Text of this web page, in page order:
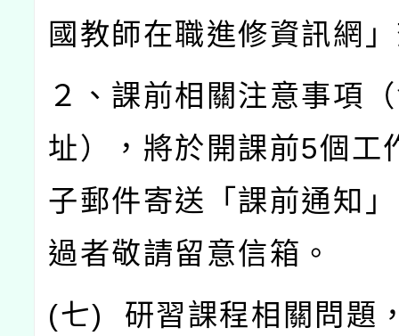
國教師在職進修資訊網
２、課前相關注意事項
址），將於開課前5個工
子郵件寄送「課前通知
過者敬請留意信箱。
(七) 研習課程相關問題